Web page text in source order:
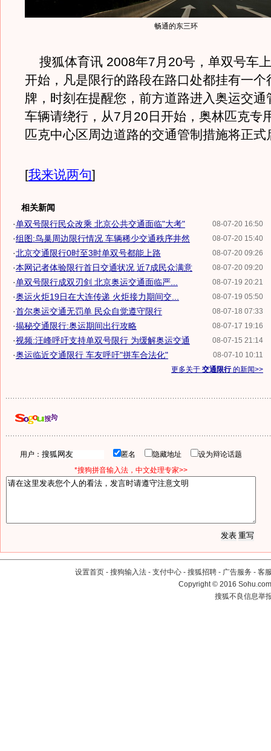
畅通的东三环
搜狐体育讯 2008年7月20号，单双号车
开始，凡是限行的路段在路口处都挂有一个
牌，时刻在提醒您，前方道路进入奥运交通
车辆请绕行，从7月20日开始，奥林匹克专
匹克中心区周边道路的交通管制措施将正式
[我来说两句]
相关新闻
08-07-20 16:50
·单双号限行民众改乘 北京公共交通面临"大考"
08-07-20 15:40
·组图:鸟巢周边限行情况 车辆稀少交通秩序井然
08-07-20 09:26
·北京交通限行0时至3时单双号都能上路
08-07-20 09:20
·本网记者体验限行首日交通状况 近7成民众满意
08-07-19 20:21
·单双号限行成双刃剑 北京奥运交通面临严...
08-07-19 05:50
·奥运火炬19日在大连传递 火炬接力期间交...
08-07-18 07:33
·首尔奥运交通无罚单 民众自觉遵守限行
08-07-17 19:16
·揭秘交通限行:奥运期间出行攻略
08-07-15 21:14
·视频:汪峰呼吁支持单双号限行 为缓解奥运交通
08-07-10 10:11
·奥运临近交通限行 车友呼吁"拼车合法化"
更多关于 交通限行的新闻>>
用户： 匿名 隐藏地址
设为辩论话题
*搜狗拼音输入法，中文处理专家>>
设置首页 - 搜狗输入法 - 支付中心 - 搜狐招聘 - 广告服务 - 客
Copyright©2016
搜狐不良信息举